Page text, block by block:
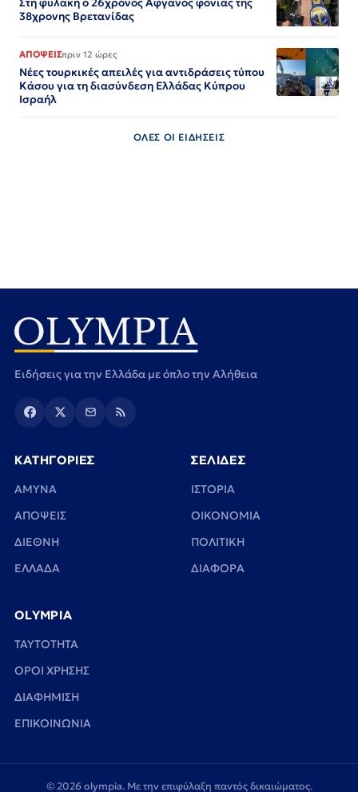
38χρονης Βρετανίδας
ΑΠΟΨΕΙΣπριν 12 ώρες
Νέες τουρκικές απειλές για αντιδράσεις τύπου
Κάσου για τη διασύνδεση Ελλάδας Κύπρου
Ισραήλ
ΟΛΕΣ ΟΙ ΕΙΔΗΣΕΙΣ
Ειδήσεις για την Ελλάδα με όπλο την Αλήθεια
ΚΑΤΗΓΟΡΙΕΣ
ΑΜΥΝΑ
ΑΠΟΨΕΙΣ
ΔΙΕΘΝΗ
ΕΛΛΑΔΑ
ΣΕΛΙΔΕΣ
ΙΣΤΟΡΙΑ
ΟΙΚΟΝΟΜΙΑ
ΠΟΛΙΤΙΚΗ
ΔΙΑΦΟΡΑ
OLYMPIA
TAYTOTHTA
ΟΡΟΙ ΧΡΗΣΗΣ
ΔΙΑΦΗΜΙΣΗ
ΕΠΙΚΟΙΝΩΝΙΑ
© 2026 olympia. Με την επιφύλαξη παντός δικαιώματος.